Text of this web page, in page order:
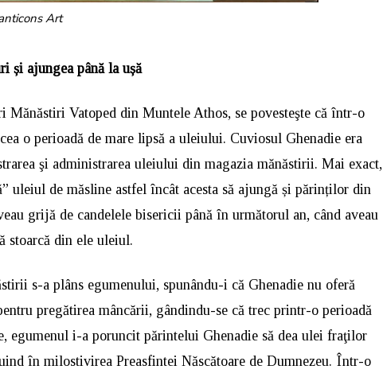
Art
și ajungea până la ușă
Vatoped din Muntele Athos, se povesteşte că într-o
o perioadă de mare lipsă a uleiului. Cuviosul Ghenadie era
şi administrarea uleiului din magazia mănăstirii. Mai exact,
uleiul de măsline astfel încât acesta să ajungă și părinților din
grijă de candelele bisericii până în următorul an, când aveau
stoarcă din ele uleiul.
s-a plâns egumenului, spunându-i că Ghenadie nu oferă
pregătirea mâncării, gândindu-se că trec printr-o perioadă
egumenul i-a poruncit părintelui Ghenadie să dea ulei fraţilor
în milostivirea Preasfintei Născătoare de Dumnezeu. Într-o